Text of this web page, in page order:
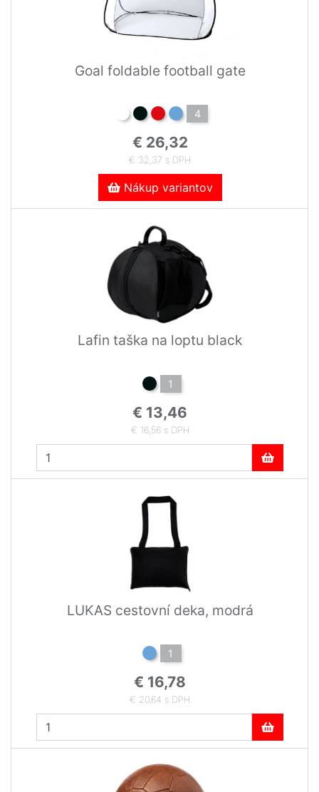
Goal foldable football gate
4
€ 26,32
€ 32,37 s DPH
Nákup variantov
Lafin taška na loptu black
1
€ 13,46
€ 16,56 s DPH
LUKAS cestovní deka, modrá
1
€ 16,78
€ 20,64 s DPH